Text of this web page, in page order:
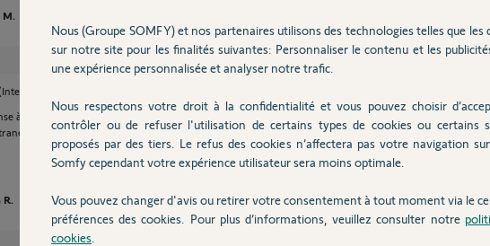
M.
et mon plombier équipé plus de 30 jours après l'achat!
à votre deuxième question. Je sais que la marque / modèle de
Gaz
R. il y a presque 12 ans
70réponses
Nous (Groupe SOMFY) et nos partenaires utilisons des technologies telles que les
sur notre site pour les finalités suivantes: Personnaliser le contenu et les
une expérience personnalisée et analyser notre trafic.
Nous respectons votre droit à la confidentialité et vous pouvez choisir
contrôler ou de refuser l'utilisation de certains types de cookies ou certains
proposés par des tiers. Le refus des cookies n’affectera pas votre navigation
Somfy cependant votre expérience utilisateur sera moins optimale.
Vous pouvez changer d'avis ou retirer votre consentement à tout moment via le
préférences des cookies. Pour plus d’informations, veuillez consulter notre
cookies